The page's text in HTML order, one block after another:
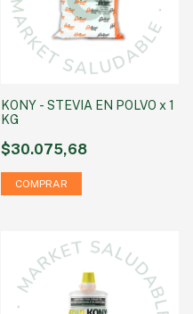
KONY - STEVIA EN POLVO x 1
KG
$30.075,68